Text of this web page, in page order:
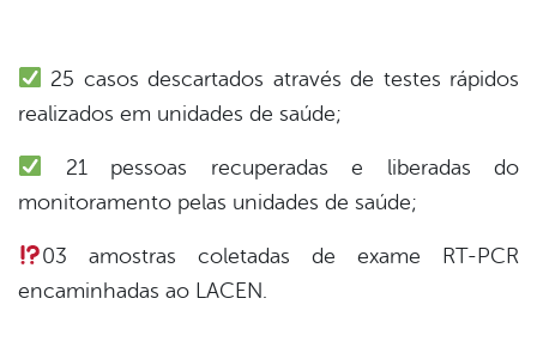
25 casos descartados através de testes rápidos
realizados em unidades de saúde;
21 pessoas recuperadas e liberadas do
monitoramento pelas unidades de saúde;
03 amostras coletadas de exame RT-PCR
encaminhadas ao LACEN.